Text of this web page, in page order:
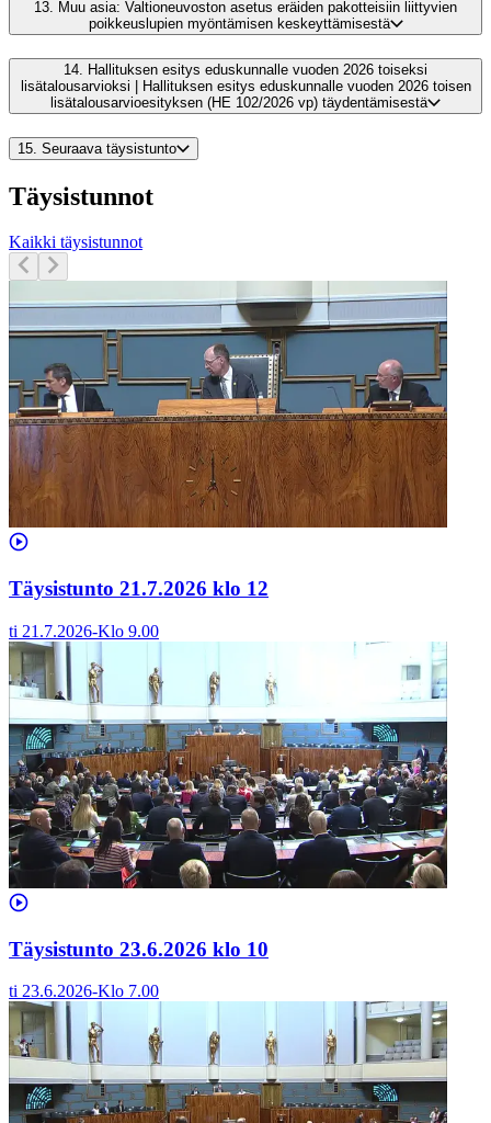
13. Muu asia: Valtioneuvoston asetus eräiden pakotteisiin liittyvien
poikkeuslupien myöntämisen keskeyttämisestä
14.
Hallituksen esitys eduskunnalle vuoden 2026 toiseksi
lisätalousarvioksi | Hallituksen esitys eduskunnalle vuoden 2026 toisen
lisätalousarvioesityksen (HE 102/2026 vp) täydentämisestä
15. Seuraava täysistunto
Täysistunnot
Kaikki täysistunnot
Täysistunto 21.7.2026 klo 12
ti 21.7.2026-Klo 9.00
Täysistunto 23.6.2026 klo 10
ti 23.6.2026-Klo 7.00